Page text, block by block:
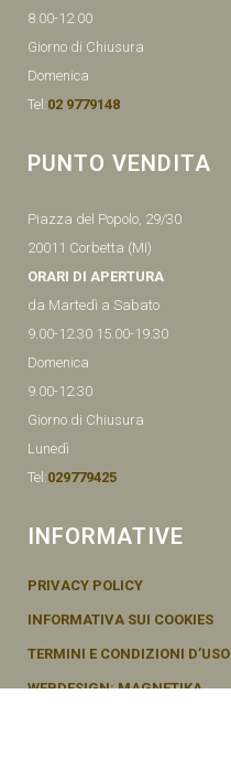
8.00-12.00
Giorno di Chiusura
Domenica
Tel:02 9779148
PUNTO VENDITA
Piazza del Popolo, 29/30
20011 Corbetta (MI)
ORARI DI APERTURA
da Martedì a Sabato
9.00-12.30 15.00-19.30
Domenica
9.00-12.30
Giorno di Chiusura
Lunedì
Tel:029779425
INFORMATIVE
PRIVACY POLICY
INFORMATIVA SUI COOKIES
TERMINI E CONDIZIONI D’USO
WEBDESIGN: MAGNETIKA